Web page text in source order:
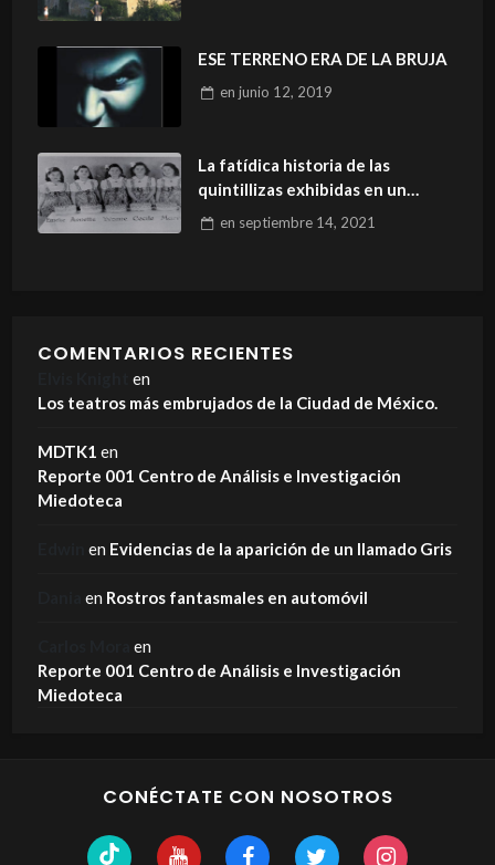
ESE TERRENO ERA DE LA BRUJA
en junio 12, 2019
La fatídica historia de las
quintillizas exhibidas en un
zoológico.
en septiembre 14, 2021
COMENTARIOS RECIENTES
en
Los teatros más embrujados de la Ciudad de México.
MDTK1 en
Reporte 001 Centro de Análisis e Investigación
Miedoteca
en Evidencias de la aparición de un llamado Gris
en Rostros fantasmales en automóvil
en
Reporte 001 Centro de Análisis e Investigación
Miedoteca
CONÉCTATE CON NOSOTROS